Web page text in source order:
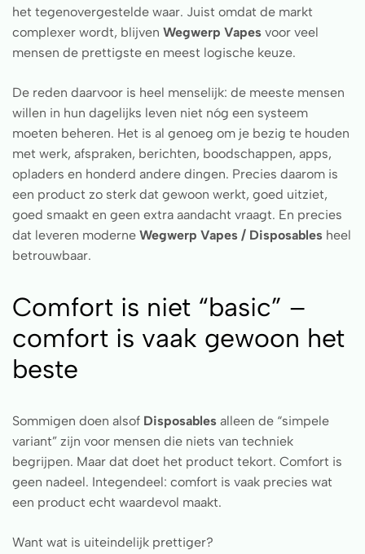
het tegenovergestelde waar. Juist omdat de markt
complexer wordt, blijven Wegwerp Vapes voor veel
mensen de prettigste en meest logische keuze.
De reden daarvoor is heel menselijk: de meeste mensen
willen in hun dagelijks leven niet nóg een systeem
moeten beheren. Het is al genoeg om je bezig te houden
met werk, afspraken, berichten, boodschappen, apps,
opladers en honderd andere dingen. Precies daarom is
een product zo sterk dat gewoon werkt, goed uitziet,
goed smaakt en geen extra aandacht vraagt. En precies
dat leveren moderne Wegwerp Vapes / Disposables heel
betrouwbaar.
Comfort is niet “basic” –
comfort is vaak gewoon het
beste
Sommigen doen alsof Disposables alleen de “simpele
variant” zijn voor mensen die niets van techniek
begrijpen. Maar dat doet het product tekort. Comfort is
geen nadeel. Integendeel: comfort is vaak precies wat
een product echt waardevol maakt.
Want wat is uiteindelijk prettiger?